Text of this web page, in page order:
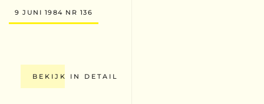
9 JUNI 1984 NR 136
BEKIJK IN DETAIL